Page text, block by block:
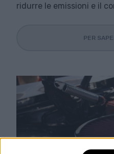
ridurre le emissioni e il
PER